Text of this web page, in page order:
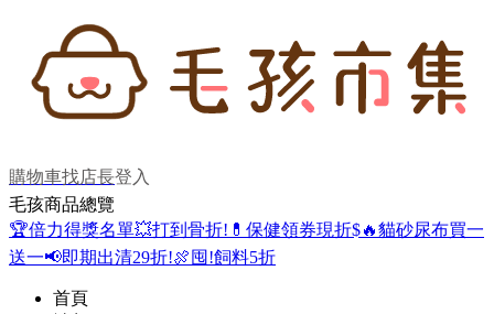
購物車找店長登入
毛孩商品總覽
🏆倍力得獎名單💥打到骨折! 💊保健領券現折$🔥貓砂尿布買一
送一📢即期出清29折!🍖囤!飼料5折
首頁